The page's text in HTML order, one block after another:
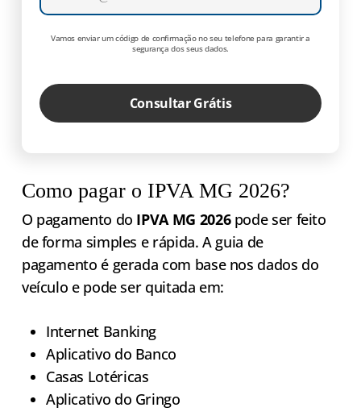
Vamos enviar um código de confirmação no seu telefone para garantir a
segurança dos seus dados.
Consultar Grátis
Como pagar o IPVA MG 2026?
O pagamento do IPVA MG 2026pode ser feito
de forma simples e rápida. A guia de
pagamento é gerada com base nos dados do
veículo e pode ser quitada em:
Internet Banking
Aplicativo do Banco
Casas Lotéricas
Aplicativo do Gringo